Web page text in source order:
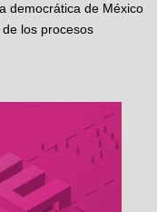
democrática de México
los procesos